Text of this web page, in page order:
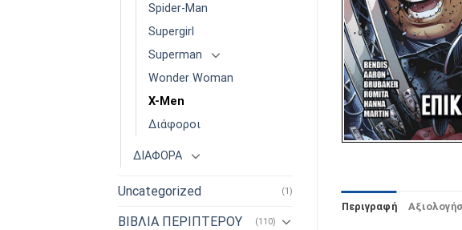
Spider-Man
Supergirl
Superman
Wonder Woman
X-Men
Διάφοροι
ΔΙΑΦΟΡΑ
Uncategorized (1)
ΒΙΒΛΙΑ ΠΕΡΙΠΤΕΡΟΥ (110)
Περιγραφή